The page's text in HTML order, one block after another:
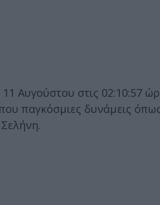
Αυγούστου στις 02:10:57
παγκόσμιες δυνάμεις